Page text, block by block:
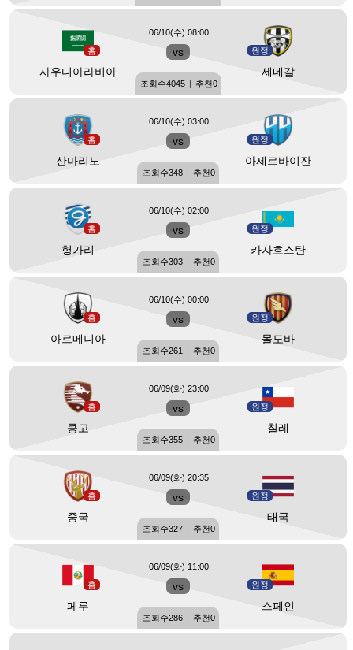
홈
사우디아라비아
vs 원정
세네갈
06/10(수) 08:00
조회수4045 | 추천0
홈
산마리노
vs 원정
아제르바이잔
06/10(수) 03:00
조회수348 | 추천0
홈
헝가리
vs 원정
카자흐스탄
06/10(수) 02:00
조회수303 | 추천0
홈
아르메니아
vs 원정
몰도바
06/10(수) 00:00
조회수261 | 추천0
홈
콩고
vs 원정
칠레
06/09(화) 23:00
조회수355 | 추천0
홈
중국
vs 원정
태국
06/09(화) 20:35
조회수327 | 추천0
홈
페루
vs 원정
스페인
06/09(화) 11:00
조회수286 | 추천0